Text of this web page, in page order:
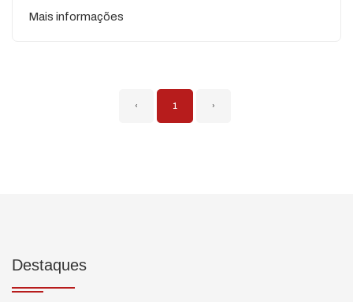
Mais informações
‹ 1 ›
Destaques